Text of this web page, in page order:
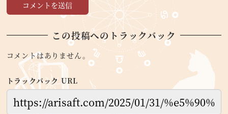
この投稿へのトラックバック
コメントはありません。
トラックバック URL